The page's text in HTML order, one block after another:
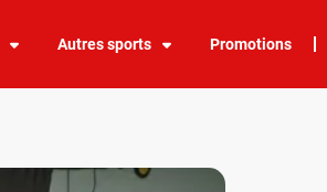
Autres sports Promotions